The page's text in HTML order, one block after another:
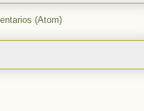
(Atom)